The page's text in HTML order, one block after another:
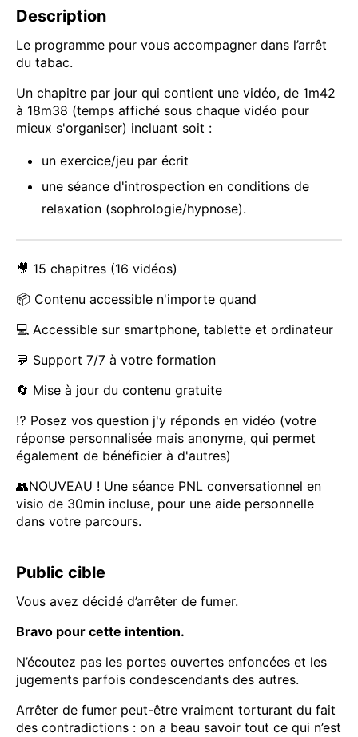
Description
Le programme pour vous accompagner dans l’arrêt
du tabac.
Un chapitre par jour qui contient une vidéo, de 1m42
à 18m38 (temps affiché sous chaque vidéo pour
mieux s'organiser) incluant soit :
un exercice/jeu par écrit
une séance d'introspection en conditions de
relaxation (sophrologie/hypnose).
🎥 15 chapitres (16 vidéos)
📦 Contenu accessible n'importe quand
💻 Accessible sur smartphone, tablette et ordinateur
💬 Support 7/7 à votre formation
🔄 Mise à jour du contenu gratuite
⁉️ Posez vos question j'y réponds en vidéo (votre
réponse personnalisée mais anonyme, qui permet
également de bénéficier à d'autres)
👥NOUVEAU ! Une séance PNL conversationnel en
visio de 30min incluse, pour une aide personnelle
dans votre parcours.
Public cible
Vous avez décidé d’arrêter de fumer.
Bravo pour cette intention.
N’écoutez pas les portes ouvertes enfoncées et les
jugements parfois condescendants des autres.
Arrêter de fumer peut-être vraiment torturant du fait
des contradictions : on a beau savoir tout ce qui n’est